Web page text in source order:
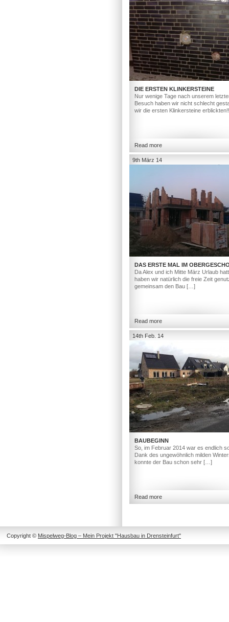
DIE ERSTEN KLINKERSTEINE
Nur wenige Tage nach unserem
Besuch haben wir nicht schlecht
wir die ersten Klinkersteine
Read more
9th März 14
DAS ERSTE MAL IM
Da Alex und ich Mitte März Urlaub
haben wir natürlich die freie Zeit
gemeinsam den Bau […]
Read more
14th Feb. 14
BAUBEGINN
So, im Februar 2014 war es endlich
Dank des ungewöhnlich milden
konnte der Bau schon sehr […]
Read more
Copyright © Mispelweg-Blog – Mein Projekt "Hausbau in Drensteinfurt"